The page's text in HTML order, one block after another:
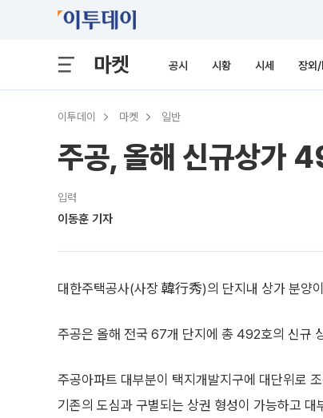
마켓 공시 시황 시세 장외
이투데이 마켓 일반
주공, 올해 신규상가
입력
이동훈 기자
대한주택공사(사장 韓行秀)의 단지내 상가 분양
주공은 올해 전국 67개 단지에 총 492호의 신규
주공아파트 대부분이 택지개발지구에 대단위로
기존의 도심과 구별되는 상권 형성이 가능하고 대